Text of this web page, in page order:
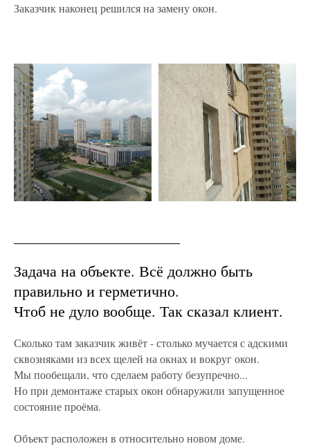
Заказчик наконец решился на замену окон.
Задача на объекте. Всё должно быть
правильно и герметично.
Чтоб не дуло вообще. Так сказал клиент.
Сколько там заказчик живёт - столько мучается с адскими
сквозняками из всех щелей на окнах и вокруг окон.
Мы пообещали, что сделаем работу безупречно...
Но при демонтаже старых окон обнаружили запущенное
состояние проёма.
Объект расположен в относительно новом доме.